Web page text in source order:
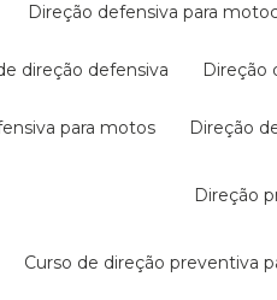
direção defensiva para
direção defensiva
para motos direção
direção
curso de direção preventiva